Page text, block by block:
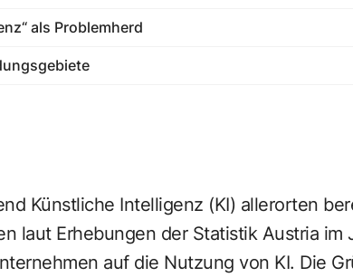
als Problemherd
Künstliche Intelligenz (KI) allerorten
laut Erhebungen der Statistik Austria im
auf die Nutzung von KI. Die